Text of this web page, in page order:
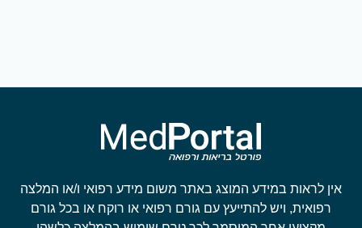
אין לראות במידע המוצג באתר משום מידע רפואי ו/או המלצה
רפואית, ויש להתייעץ עם גורם רפואי או רוקח או בכל גורם